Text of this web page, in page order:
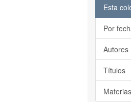
Esta
Por
Autores
Títulos
Materias